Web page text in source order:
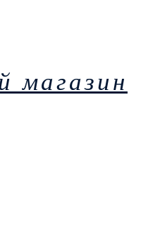
магазин